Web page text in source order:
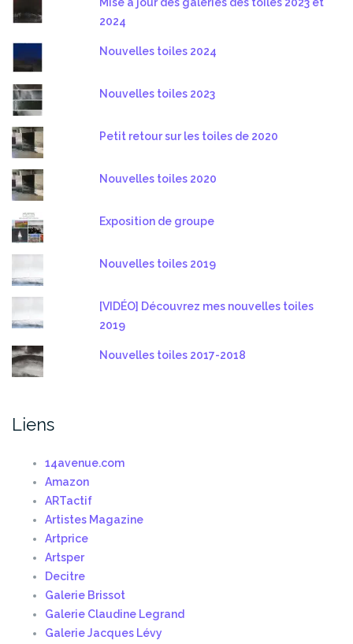
2024
Nouvelles toiles 2024
Nouvelles toiles 2023
Petit retour sur les toiles de 2020
Nouvelles toiles 2020
Exposition de groupe
Nouvelles toiles 2019
[VIDÉO] Découvrez mes nouvelles toiles
2019
Nouvelles toiles 2017-2018
Liens
14avenue.com
Amazon
ARTactif
Artistes Magazine
Artprice
Artsper
Decitre
Galerie Brissot
Galerie Claudine Legrand
Galerie Jacques Lévy